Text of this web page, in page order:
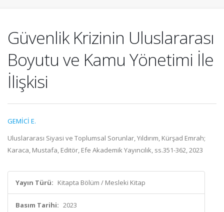
Güvenlik Krizinin Uluslararası
Boyutu ve Kamu Yönetimi İle
İlişkisi
GEMİCİ E.
Uluslararası Siyasi ve Toplumsal Sorunlar, Yıldırım, Kürşad Emrah;
Karaca, Mustafa, Editör, Efe Akademik Yayıncılık, ss.351-362, 2023
Yayın Türü: Kitapta Bölüm / Mesleki Kitap
Basım Tarihi: 2023